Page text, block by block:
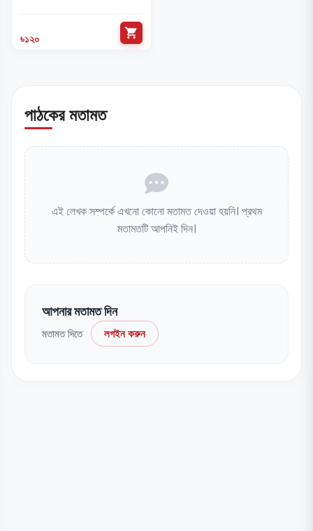
৳১২০ shopping_cart
পাঠকের মতামত
এই লেখক সম্পর্কে এখনো কোনো মতামত দেওয়া হয়নি। প্রথম
মতামতটি আপনিই দিন।
আপনার মতামত দিন
মতামত দিতে লগইন করুন